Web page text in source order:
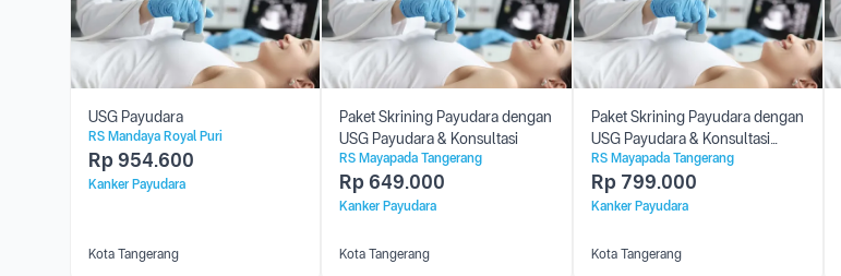
USG Payudara
RS Mandaya Royal Puri
Rp 954.600
Kanker Payudara
Kota Tangerang
Paket Skrining Payudara dengan
USG Payudara & Konsultasi
RS Mayapada Tangerang
Rp 649.000
Kanker Payudara
Kota Tangerang
Paket Skrining Payudara dengan
USG Payudara & Konsultasi
(Dokter Spesialis)
RS Mayapada Tangerang
Rp 799.000
Kanker Payudara
Kota Tangerang